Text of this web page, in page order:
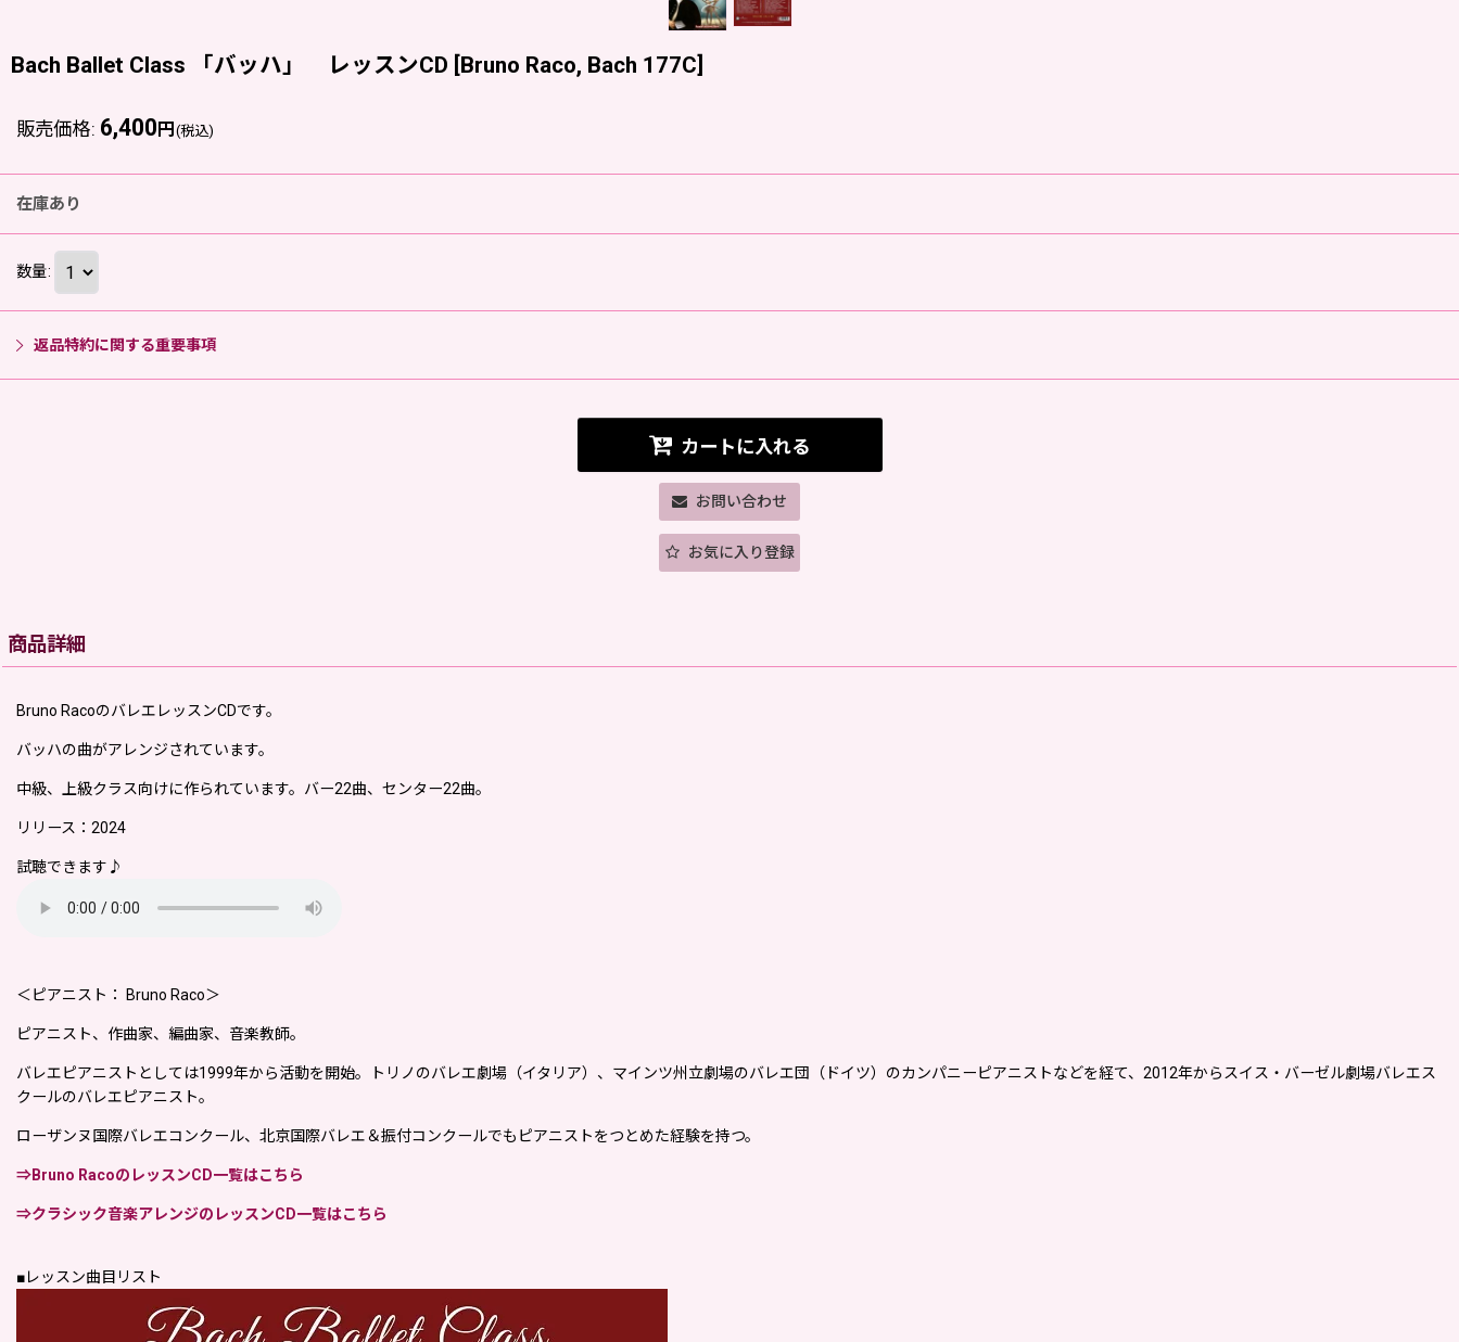
Bach Ballet Class 「バッハ」 レッスンCD [Bruno Raco, Bach 177C]
販売価格: 6,400 円 (税込)
在庫あり
数量:
返品特約に関する重要事項
カートに入れる
お問い合わせ
お気に入り登録
商品詳細
Bruno RacoのバレエレッスンCDです。
バッハの曲がアレンジされています。
中級、上級クラス向けに作られています。バー22曲、センター22曲。
リリース：2024
試聴できます♪
＜ピアニスト： Bruno Raco＞
ピアニスト、作曲家、編曲家、音楽教師。
バレエピアニストとしては1999年から活動を開始。トリノのバレエ劇場（イタリア）、マインツ州立劇場のバレエ団（ドイツ）のカンパニーピアニストなどを経て、2012年からスイス・バーゼル劇場バレエス
クールのバレエピアニスト。
ローザンヌ国際バレエコンクール、北京国際バレエ＆振付コンクールでもピアニストをつとめた経験を持つ。
⇒Bruno RacoのレッスンCD一覧はこちら
⇒クラシック音楽アレンジのレッスンCD一覧はこちら
■レッスン曲目リスト